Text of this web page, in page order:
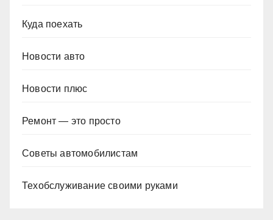
Куда поехать
Новости авто
Новости плюс
Ремонт — это просто
Советы автомобилистам
Техобслуживание своими руками